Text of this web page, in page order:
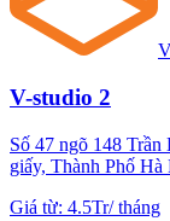
V-studio 2
Số 47 ngõ 148
giấy, Thành Phố Hà
Giá từ: 4.5Tr/tháng